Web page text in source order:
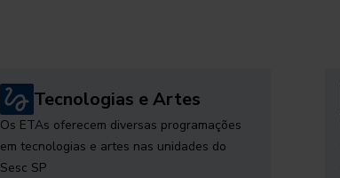
Tecnologias e Artes
Os ETAs oferecem diversas programações
em tecnologias e artes nas unidades do
Sesc SP